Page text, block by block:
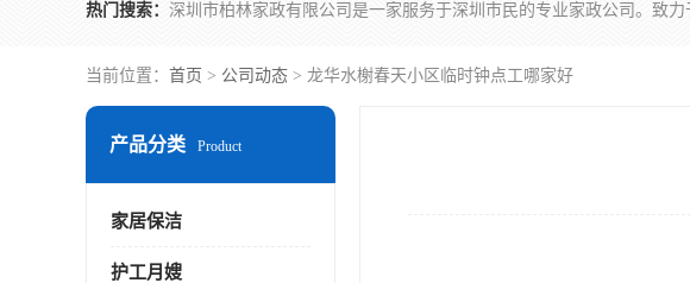
热门搜索：
当前位置： 首页 > 公司动态 > 龙华水榭春天小区临时钟点工哪家好
产品分类 Product
家居保洁
护工月嫂